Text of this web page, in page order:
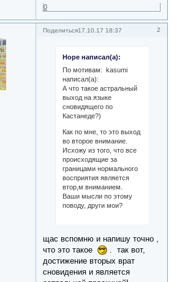
0
Поделиться 2
17.10.17 18:37
Hope написал(а):
По мотивам: kasumi
написал(а):
А что такое астральный
выход на языке
сновидящего по
Кастанеде?)
Как по мне, то это выход
во второе внимание.
Исхожу из того, что все
происходящие за
границами нормального
восприятия является
втор,м вниманием.
Ваши мысли по этому
поводу, други мои?
щас вспомню и напишу точно ,
что это такое
. так вот,
достижение вторых врат
сновидения и является